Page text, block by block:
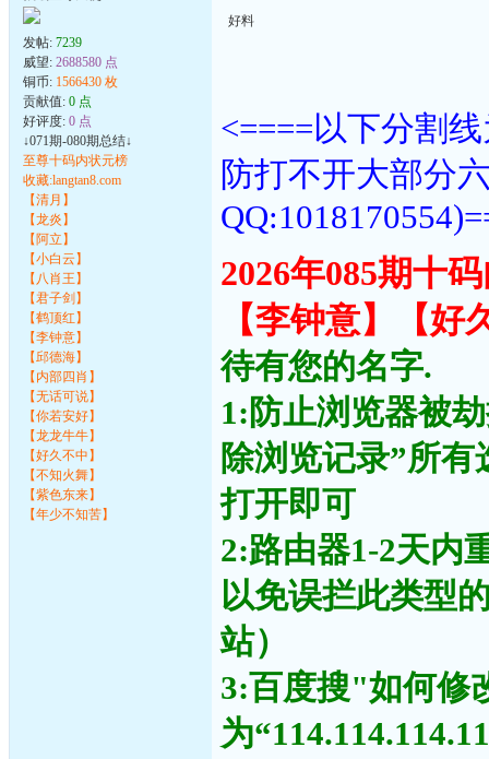
发帖: 7239
威望: 2688580 点
铜币: 1566430 枚
贡献值: 0 点
好评度: 0 点
↓071期-080期总结↓
至尊十码内状元榜
收藏:langtan8.com
【清月】
【龙炎】
【阿立】
【小白云】
【八肖王】
【君子剑】
【鹤顶红】
【李钟意】
【邱德海】
【内部四肖】
【无话可说】
【你若安好】
【龙龙牛牛】
【好久不中】
【不知火舞】
【紫色东来】
【年少不知苦】
好料
<====以下分割
防打不开大部分
2026年085期十
【李钟意】【
待有您的名字.
1:防止浏览器被
除浏览记录”所
打开即可
2:路由器1-2天内
以免误拦此类型
站）
3:百度搜"如何修
为